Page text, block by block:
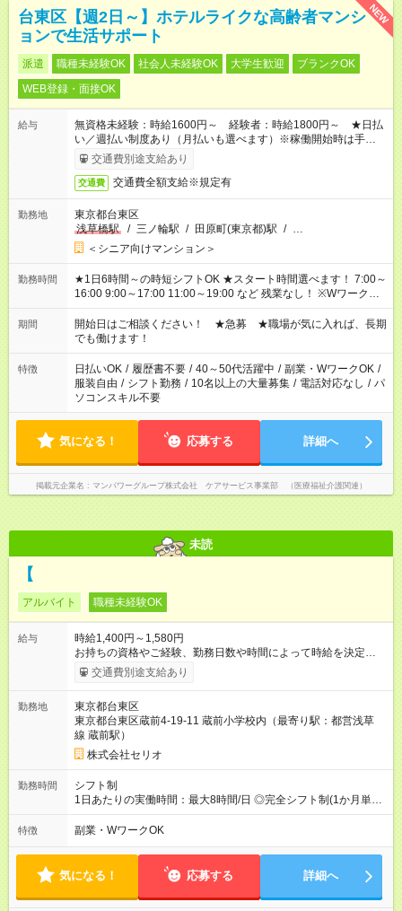
NEW
台東区【週2日～】ホテルライクな高齢者マンシ
ョンで生活サポート
派遣 職種未経験OK 社会人未経験OK 大学生歓迎
ブランクOK
WEB登録・面接OK
給与
無資格未経験：時給1600円～ 経験者：時給1800円～ ★日払
い／週払い制度あり（月払いも選べます）※稼働開始時は手続き
完了次第のお支払いとなります。
交通費別途支給あり
交通費 交通費全額支給※規定有
勤務地
東京都台東区
浅草橋駅
/ 三ノ輪駅 / 田原町(東京都)駅 / …
＜シニア向けマンション＞
勤務時間
★1日6時間～の時短シフトOK ★スタート時間選べます！ 7:00～
16:00 9:00～17:00 11:00～19:00 など 残業なし！ ※Wワークの
場合、他のお仕事と合わせ週40時間超の就業はご案内できませ
ん ※法令に基づき、週20時間以上勤務は社会保険への加入対象
となります ※労働者派遣法（日雇い派遣の原則禁止）により、
短時間・短期間の就業はご案内が難しい場合があります
期間
開始日はご相談ください！ ★急募 ★職場が気に入れば、長期
でも働けます！
特徴 日払いOK / 履歴書不要 / 40～50代活躍中 / 副業・WワークOK /
服装自由 / シフト勤務 / 10名以上の大量募集 / 電話対応なし / パ
ソコンスキル不要
気になる！ 応募する 詳細へ
掲載元企業名 マンパワーグループ株式会社 ケアサービス事業部 （医療福祉介護関連）
未読
【
アルバイト 職種未経験OK
給与
時給1,400円～1,580円
お持ちの資格やご経験、勤務日数や時間によって時給を決定い
たします。 ★勤務手当1か月最大9000円あり 【試用期間】試用
期間あり 試用期間の長さ：3ヶ月 雇用形態、給与は本採用時と
交通費別途支給あり
勤務地
東京都台東区
東京都台東区蔵前4-19-11 蔵前小学校内（最寄り駅：都営浅草
線 蔵前駅）
株式会社セリオ
勤務時間
シフト制
1日あたりの実働時間：最大8時間/日 ◎完全シフト制(1か月単
位)◎ 月～土(週2日～OK) ＜平日＞ 12:00-19:00(実働5～6時間)
＜土曜・長期休暇＞ 8:00-19:00(実働4～8時間) ※休憩時間は法
特徴 副業・WワークOK
気になる！ 応募する 詳細へ